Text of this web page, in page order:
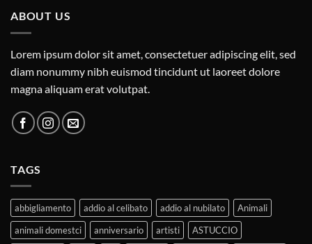
ABOUT US
Lorem ipsum dolor sit amet, consectetuer adipiscing elit, sed
diam nonummy nibh euismod tincidunt ut laoreet dolore
magna aliquam erat volutpat.
TAGS
abbigliamento addio al celibato addio al nubilato
Animali
animali domestci
anniversario artisti
ASTUCCIO